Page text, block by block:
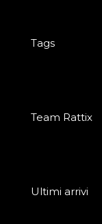
Tags
Team Rattix
Ultimi arrivi